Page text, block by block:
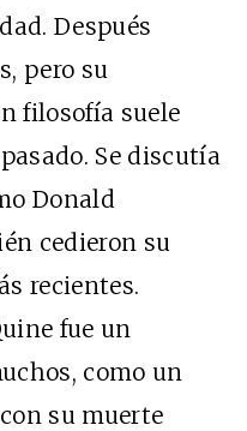
Después
pero su
filosofía suele
Se discutía
Donald
cedieron su
recientes.
fue un
como un
su muerte